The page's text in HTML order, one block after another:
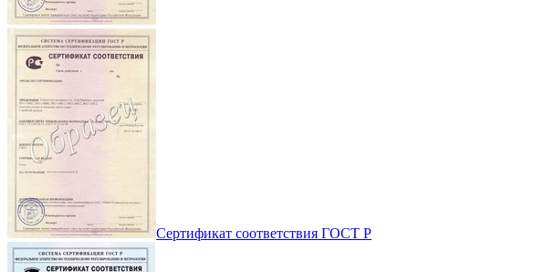
Сертификат соответствия ГОСТ Р